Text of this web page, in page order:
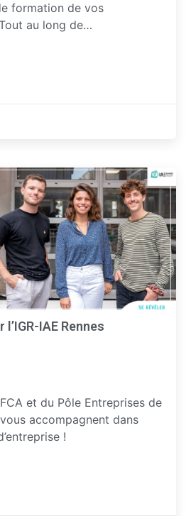
formation de vos
au long de…
l’IGR-IAE Rennes
et du Pôle Entreprises de
vous accompagnent dans
!